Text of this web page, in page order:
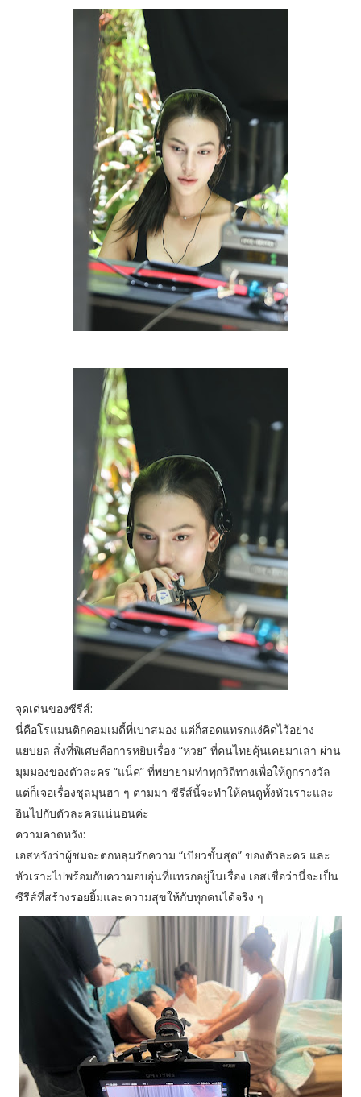
จุดเด่นของซีรีส์:
นี่คือโรแมนติกคอมเมดี้ที่เบาสมอง แต่ก็สอดแทรกแง่คิดไว้อย่าง
แยบยล สิ่งที่พิเศษคือการหยิบเรื่อง “หวย” ที่คนไทยคุ้นเคยมาเล่า ผ่าน
มุมมองของตัวละคร “แน็ค” ที่พยายามทำทุกวิถีทางเพื่อให้ถูกรางวัล
แต่ก็เจอเรื่องชุลมุนฮา ๆ ตามมา ซีรีส์นี้จะทำให้คนดูทั้งหัวเราะและ
อินไปกับตัวละครแน่นอนค่ะ
ความคาดหวัง:
เอสหวังว่าผู้ชมจะตกหลุมรักความ “เบียวขั้นสุด” ของตัวละคร และ
หัวเราะไปพร้อมกับความอบอุ่นที่แทรกอยู่ในเรื่อง เอสเชื่อว่านี่จะเป็น
ซีรีส์ที่สร้างรอยยิ้มและความสุขให้กับทุกคนได้จริง ๆ